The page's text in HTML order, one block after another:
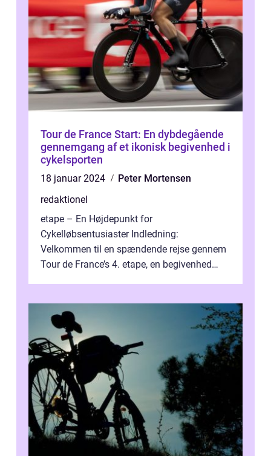
Tour de France Start: En dybdegående
gennemgang af et ikonisk begivenhed i
cykelsporten
18 januar 2024
Peter Mortensen
redaktionel
etape – En Højdepunkt for
Cykelløbsentusiaster Indledning:
Velkommen til en spændende rejse gennem
Tour de France’s 4. etape, en begivenhed